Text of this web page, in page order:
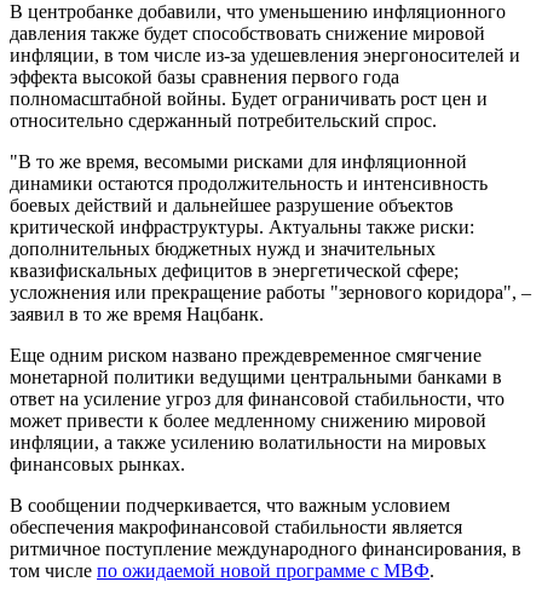
В центробанке добавили, что уменьшению инфляционного
давления также будет способствовать снижение мировой
инфляции, в том числе из-за удешевления энергоносителей и
эффекта высокой базы сравнения первого года
полномасштабной войны. Будет ограничивать рост цен и
относительно сдержанный потребительский спрос.
"В то же время, весомыми рисками для инфляционной
динамики остаются продолжительность и интенсивность
боевых действий и дальнейшее разрушение объектов
критической инфраструктуры. Актуальны также риски:
дополнительных бюджетных нужд и значительных
квазифискальных дефицитов в энергетической сфере;
усложнения или прекращение работы "зернового коридора", –
заявил в то же время Нацбанк.
Еще одним риском названо преждевременное смягчение
монетарной политики ведущими центральными банками в
ответ на усиление угроз для финансовой стабильности, что
может привести к более медленному снижению мировой
инфляции, а также усилению волатильности на мировых
финансовых рынках.
В сообщении подчеркивается, что важным условием
обеспечения макрофинансовой стабильности является
ритмичное поступление международного финансирования, в
том числе по ожидаемой новой программе с МВФ.